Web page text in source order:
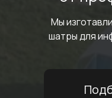
Мы
шатрыдля